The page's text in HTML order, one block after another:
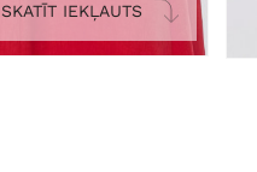
SKATĪT IEKĻAUTS